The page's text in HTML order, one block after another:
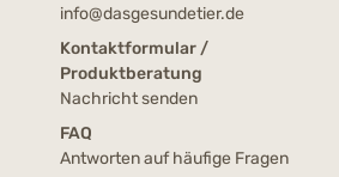
info@dasgesundetier.de
Kontaktformular /
Produktberatung
Nachricht senden
FAQ
Antworten auf häufige Fragen